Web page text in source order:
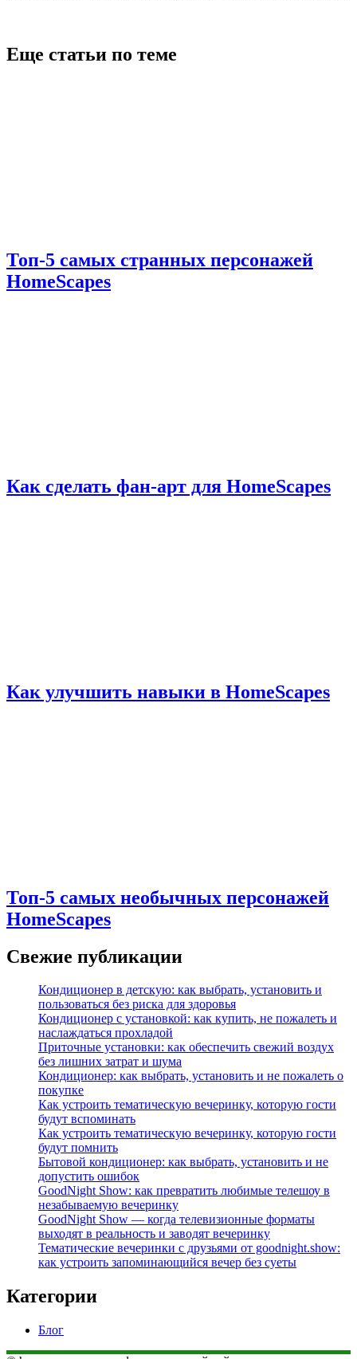
Еще статьи по теме
Топ-5 самых странных персонажей
HomeScapes
Как сделать фан-арт для HomeScapes
Как улучшить навыки в HomeScapes
Топ-5 самых необычных персонажей
HomeScapes
Свежие публикации
Кондиционер в детскую: как выбрать, установить и
пользоваться без риска для здоровья
Кондиционер с установкой: как купить, не пожалеть и
наслаждаться прохладой
Приточные установки: как обеспечить свежий воздух
без лишних затрат и шума
Кондиционер: как выбрать, установить и не пожалеть о
покупке
Как устроить тематическую вечеринку, которую гости
будут вспоминать
Как устроить тематическую вечеринку, которую гости
будут помнить
Бытовой кондиционер: как выбрать, установить и не
допустить ошибок
GoodNight Show: как превратить любимые телешоу в
незабываемую вечеринку
GoodNight Show — когда телевизионные форматы
выходят в реальность и заводят вечеринку
Тематические вечеринки с друзьями от goodnight.show:
как устроить запоминающийся вечер без суеты
Категории
Блог